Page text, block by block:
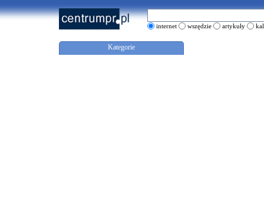
internet wszędzie artykuły
Kategorie